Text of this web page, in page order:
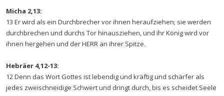
Micha 2,13:
13 Er wird als ein Durchbrecher vor ihnen heraufziehen; sie werden
durchbrechen und durchs Tor hinausziehen, und ihr König wird vor
ihnen hergehen und der HERR an ihrer Spitze.
Hebräer 4,12-13:
12 Denn das Wort Gottes ist lebendig und kräftig und schärfer als
jedes zweischneidige Schwert und dringt durch, bis es scheidet Seele